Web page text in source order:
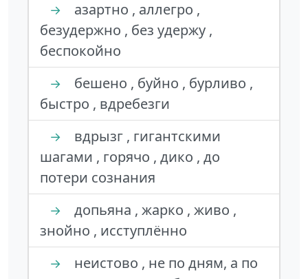
→
азартно , аллегро ,
безудержно , без удержу ,
беспокойно
→
бешено , буйно , бурливо ,
быстро , вдребезги
→
вдрызг , гигантскими
шагами , горячо , дико , до
потери сознания
→
допьяна , жарко , живо ,
знойно , исступлённо
→
неистово , не по дням, а по